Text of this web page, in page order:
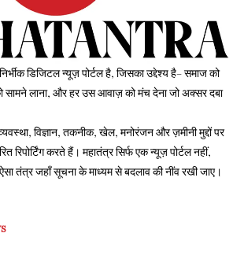
डिजिटल न्यूज़ पोर्टल है, जिसका उद्देश्य है– समाज को
सामने लाना, और हर उस आवाज़ को मंच देना जो अक्सर दबा
विज्ञान, तकनीक, खेल, मनोरंजन और ज़मीनी मुद्दों पर
रिपोर्टिंग करते हैं। महातंत्र सिर्फ एक न्यूज़ पोर्टल नहीं,
तंत्र जहाँ सूचना के माध्यम से बदलाव की नींव रखी जाए।